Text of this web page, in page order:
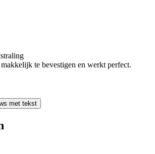
te bevestigen en werkt perfect.
met tekst